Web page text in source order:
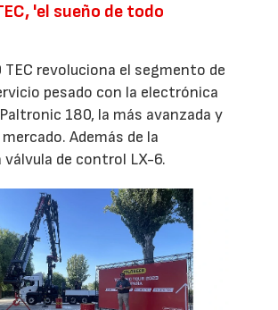
'el sueño de todo
TEC revoluciona el segmento de
pesado con la electrónica
180, la más avanzada y
Además de la
válvula de control LX-6.